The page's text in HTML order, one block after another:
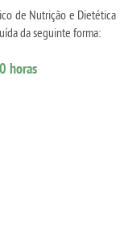
de Nutrição e Dietética
da seguinte forma:
horas